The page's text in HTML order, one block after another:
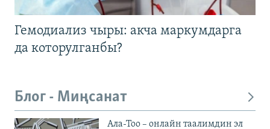
Гемодиализ чыры: акча маркумдарга
да которулганбы?
Блог - Миңсанат
Ала-Тоо – онлайн таалимдин эл